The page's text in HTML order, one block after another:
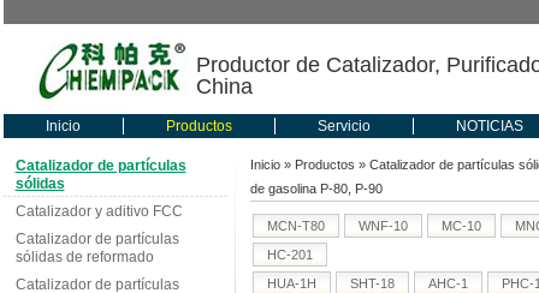
Productor de Catalizador,
China
Inicio Productos Servicio NOTICIAS
Catalizador de partículas
sólidas
Catalizador y aditivo FCC
Catalizador de partículas
sólidas de reformado
Catalizador de partículas
Inicio» Productos » Catalizador de partículas
de gasolina P-80, P-90
MCN-T80 WNF-10 MC-10
HC-201
HUA-1H
SHT-18 AHC-1 PHC-